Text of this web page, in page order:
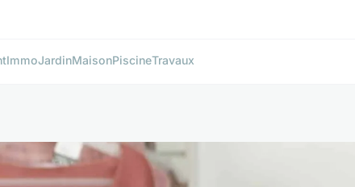
ImmoJardinMaisonPiscineTravaux